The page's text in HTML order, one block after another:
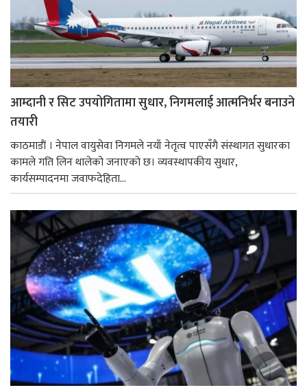
आम्दानी र सिट उपयोगितामा सुधार, निगमलाई आत्मनिर्भर बनाउने
तयारी
काठमाडाैं । नेपाल वायुसेवा निगमले नयाँ नेतृत्व पाएसँगै संस्थागत सुधारका
कामले गति लिन थालेको जनाएको छ। व्यवस्थापकीय सुधार,
कार्यसम्पादनमा जवाफदेहिता...